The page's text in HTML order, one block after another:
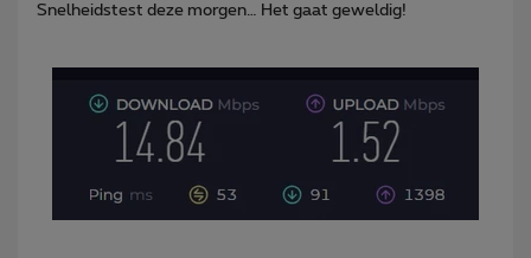
Snelheidstest deze morgen… Het gaat geweldig!